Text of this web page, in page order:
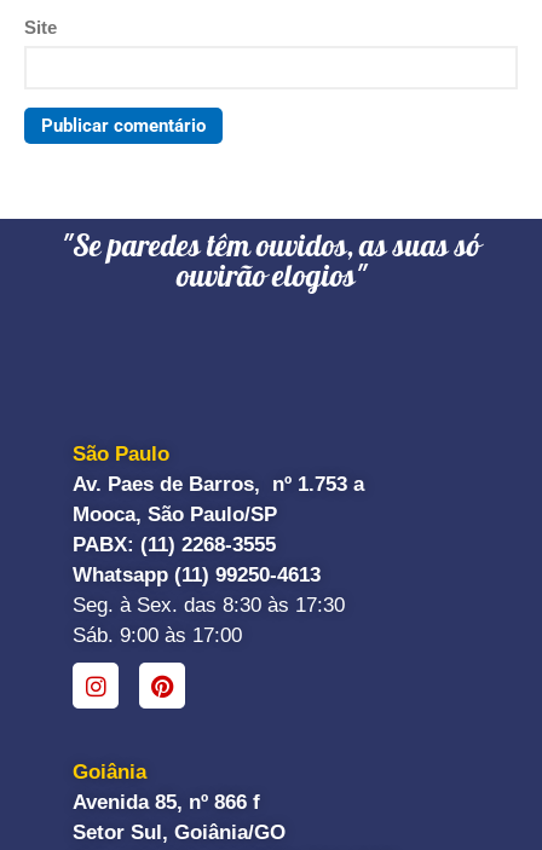
Site
"Se paredes têm ouvidos, as suas só
ouvirão elogios"
São Paulo
Av. Paes de Barros, nº 1.753 a
Mooca, São Paulo/SP
PABX: (11) 2268-3555
Whatsapp (11) 99250-4613
Seg. à Sex. das 8:30 às 17:30
Sáb. 9:00 às 17:00
Goiânia
Avenida 85, nº 866 f
Setor Sul, Goiânia/GO